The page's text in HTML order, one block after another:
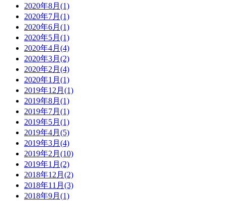
2020年8月 (1)
2020年7月 (1)
2020年6月 (1)
2020年5月 (1)
2020年4月 (4)
2020年3月 (2)
2020年2月 (4)
2020年1月 (1)
2019年12月 (1)
2019年8月 (1)
2019年7月 (1)
2019年5月 (1)
2019年4月 (5)
2019年3月 (4)
2019年2月 (10)
2019年1月 (2)
2018年12月 (2)
2018年11月 (3)
2018年9月 (1)